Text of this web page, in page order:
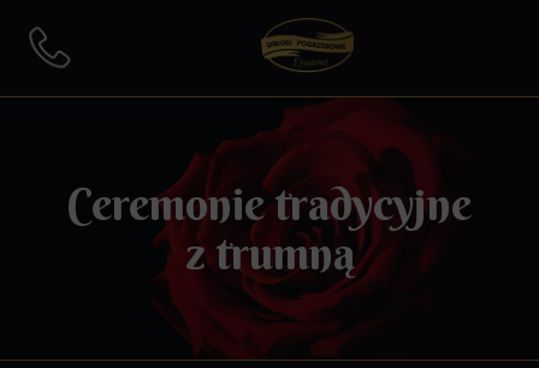
Ceremonie tradycyjne
z trumną